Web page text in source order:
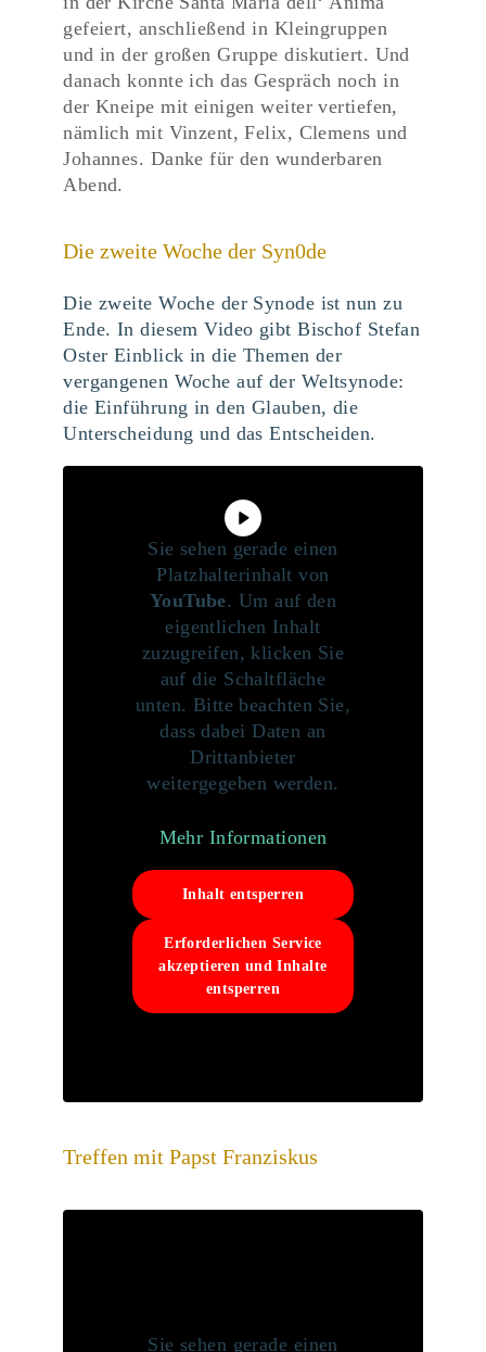
gefeiert, anschließend in Kleingruppen
und in der großen Gruppe diskutiert. Und
danach konnte ich das Gespräch noch in
der Kneipe mit einigen weiter vertiefen,
nämlich mit Vinzent, Felix, Clemens und
Johannes. Danke für den wunderbaren
Abend.
Die zweite Woche der Syn0de
Die zweite Woche der Synode ist nun zu
Ende. In diesem Video gibt Bischof Stefan
Oster Einblick in die Themen der
vergangenen Woche auf der Weltsynode:
die Einführung in den Glauben, die
Unterscheidung und das Entscheiden.
Sie sehen gerade einen
Platzhalterinhalt von
YouTube. Um auf den
eigentlichen Inhalt
zuzugreifen, klicken Sie
auf die Schaltfläche
unten. Bitte beachten Sie,
dass dabei Daten an
Drittanbieter
weitergegeben werden.
Mehr Informationen
Inhalt entsperren
Erforderlichen Service
akzeptieren und Inhalte
entsperren
Treffen mit Papst Franziskus
Sie sehen gerade einen